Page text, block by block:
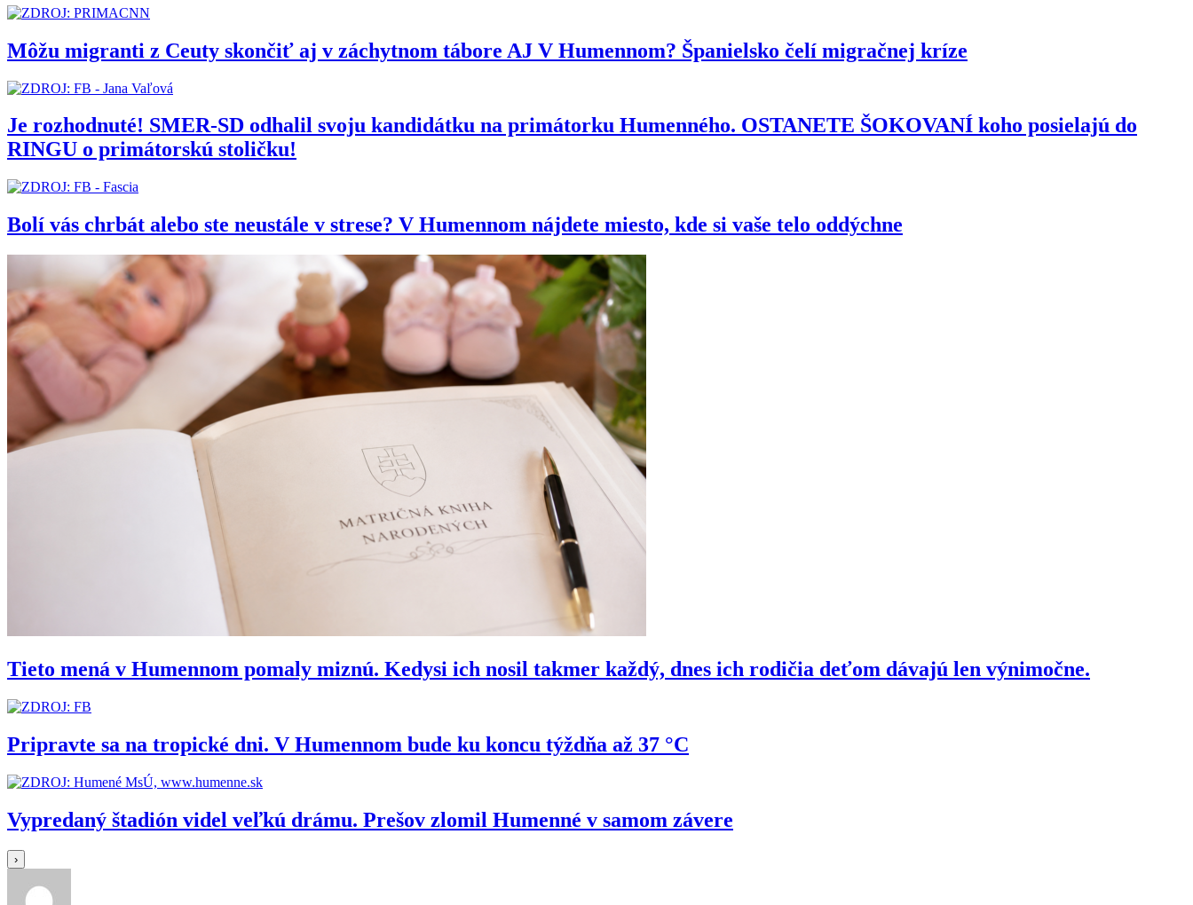
Môžu migranti z Ceuty skončiť aj v záchytnom tábore AJ V Humennom? Španielsko čelí migračnej kríze
Je rozhodnuté! SMER-SD odhalil svoju kandidátku na primátorku Humenného. OSTANETE ŠOKOVANÍ koho posielajú do
RINGU o primátorskú stoličku!
Bolí vás chrbát alebo ste neustále v strese? V Humennom nájdete miesto, kde si vaše telo oddýchne
Tieto mená v Humennom pomaly miznú. Kedysi ich nosil takmer každý, dnes ich rodičia deťom dávajú len výnimočne.
Pripravte sa na tropické dni. V Humennom bude ku koncu týždňa až 37 °C
Vypredaný štadión videl veľkú drámu. Prešov zlomil Humenné v samom závere
›